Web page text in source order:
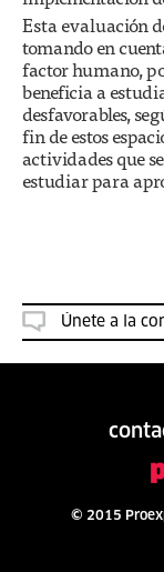
Esta evaluación
tomando en
factor humano,
beneficia a
desfavorables,
fin de estos
actividades que
estudiar para
Únete a la
© 2015